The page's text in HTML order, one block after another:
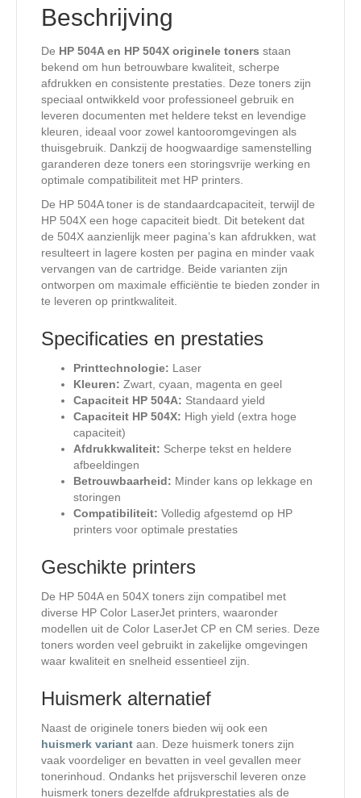
Beschrijving
De HP 504A en HP 504X originele toners staan
bekend om hun betrouwbare kwaliteit, scherpe
afdrukken en consistente prestaties. Deze toners zijn
speciaal ontwikkeld voor professioneel gebruik en
leveren documenten met heldere tekst en levendige
kleuren, ideaal voor zowel kantooromgevingen als
thuisgebruik. Dankzij de hoogwaardige samenstelling
garanderen deze toners een storingsvrije werking en
optimale compatibiliteit met HP printers.
De HP 504A toner is de standaardcapaciteit, terwijl de
HP 504X een hoge capaciteit biedt. Dit betekent dat
de 504X aanzienlijk meer pagina’s kan afdrukken, wat
resulteert in lagere kosten per pagina en minder vaak
vervangen van de cartridge. Beide varianten zijn
ontworpen om maximale efficiëntie te bieden zonder in
te leveren op printkwaliteit.
Specificaties en prestaties
Printtechnologie: Laser
Kleuren: Zwart, cyaan, magenta en geel
Capaciteit HP 504A: Standaard yield
Capaciteit HP 504X: High yield (extra hoge
capaciteit)
Afdrukkwaliteit: Scherpe tekst en heldere
afbeeldingen
Betrouwbaarheid: Minder kans op lekkage en
storingen
Compatibiliteit: Volledig afgestemd op HP
printers voor optimale prestaties
Geschikte printers
De HP 504A en 504X toners zijn compatibel met
diverse HP Color LaserJet printers, waaronder
modellen uit de Color LaserJet CP en CM series. Deze
toners worden veel gebruikt in zakelijke omgevingen
waar kwaliteit en snelheid essentieel zijn.
Huismerk alternatief
Naast de originele toners bieden wij ook een
huismerk variant aan. Deze huismerk toners zijn
vaak voordeliger en bevatten in veel gevallen meer
tonerinhoud. Ondanks het prijsverschil leveren onze
huismerk toners dezelfde afdrukprestaties als de